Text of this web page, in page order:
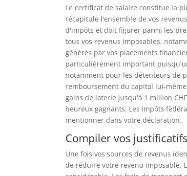
Le certificat de salaire constitue la
récapitule l'ensemble de vos
d'impôts et doit figurer parmi les
tous vos revenus imposables,
générés par vos placements
particulièrement important
notamment pour les détenteurs de
remboursement du capital lui-
gains de loterie jusqu'à 1 million
heureux gagnants. Les impôts
mentionner dans votre déclaration.
Compiler vos
Une fois vos sources de revenus
de réduire votre revenu imposable.